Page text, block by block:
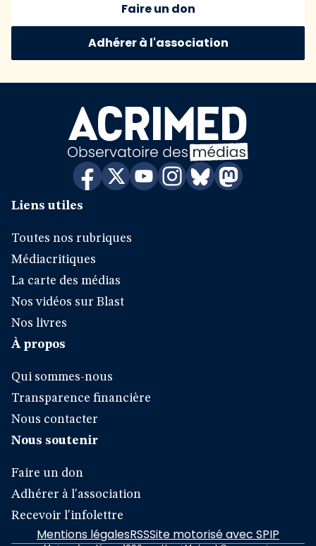
Faire un don
Adhérer à l'association
Liens utiles
Toutes nos rubriques
Médiacritiques
La carte des médias
Nos vidéos sur Blast
Nos livres
À propos
Qui sommes-nous
Transparence financière
Nous contacter
Nous soutenir
Faire un don
Adhérer à l'association
Recevoir l'infolettre
Mentions légalesRSSSite motorisé avec SPIP